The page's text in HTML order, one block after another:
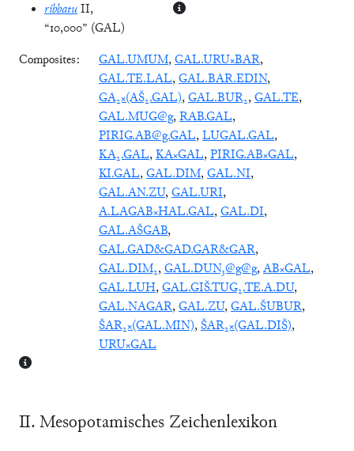
ribbatuII,
“10,000” (GAL)
Composites:
GAL.UMUM,GAL.URU×BAR,
GAL.TE.LAL,GAL.BAR.EDIN,
GA₂×(AŠ₂.GAL),GAL.BUR₂,GAL.TE,
GAL.MUG@g,RAB.GAL,
PIRIG.AB@g.GAL,LUGAL.GAL,
KA₂.GAL,KA×GAL,PIRIG.AB×GAL,
KI.GAL,GAL.DIM,GAL.NI,
GAL.AN.ZU,GAL.URI,
A.LAGAB×HAL.GAL,GAL.DI,
GAL.AŠGAB,
GAL.GAD&GAD.GAR&GAR,
GAL.DIM₂,GAL.DUN₃@g@g,AB×GAL,
GAL.LUH,GAL.GIŠ.TUG₂.TE.A.DU,
GAL.NAGAR,GAL.ZU,GAL.ŠUBUR,
ŠAR₂×(GAL.MIN),ŠAR₂×(GAL.DIŠ),
URU×GAL
Ⅱ. Mesopotamisches Zeichenlexikon